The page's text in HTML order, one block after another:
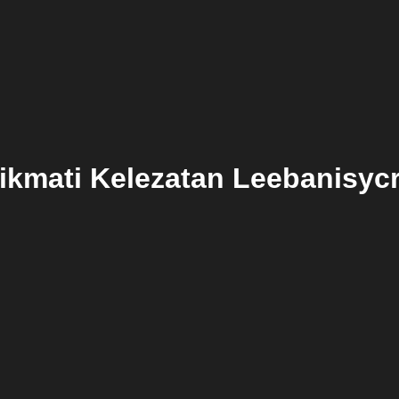
Kelezatan